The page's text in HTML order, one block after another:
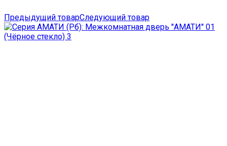
Предыдущий товарСледующий товар